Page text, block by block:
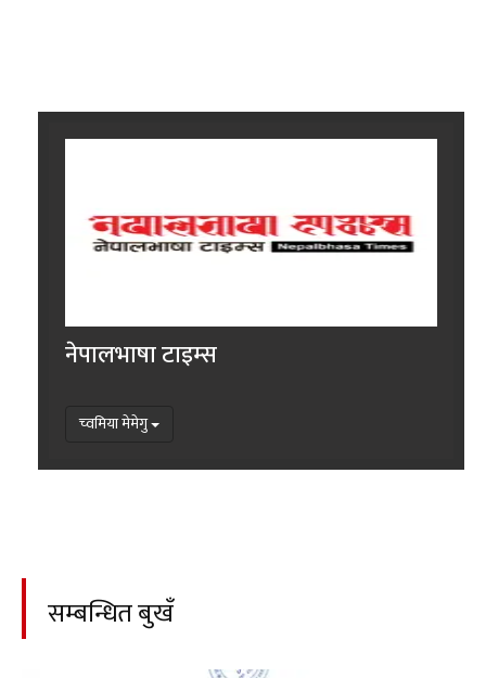
नेपालभाषा टाइम्स
च्वमिया मेमेगु
सम्बन्धित बुखँ